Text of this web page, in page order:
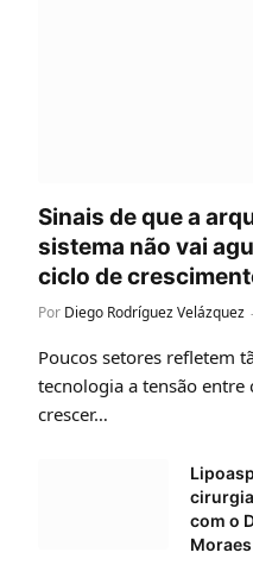
Sinais de que a
sistema não vai
ciclo de
Por Diego Rodríguez Velázquez
Poucos setores refletem
tecnologia a tensão entre
crescer…
com o
Moraes